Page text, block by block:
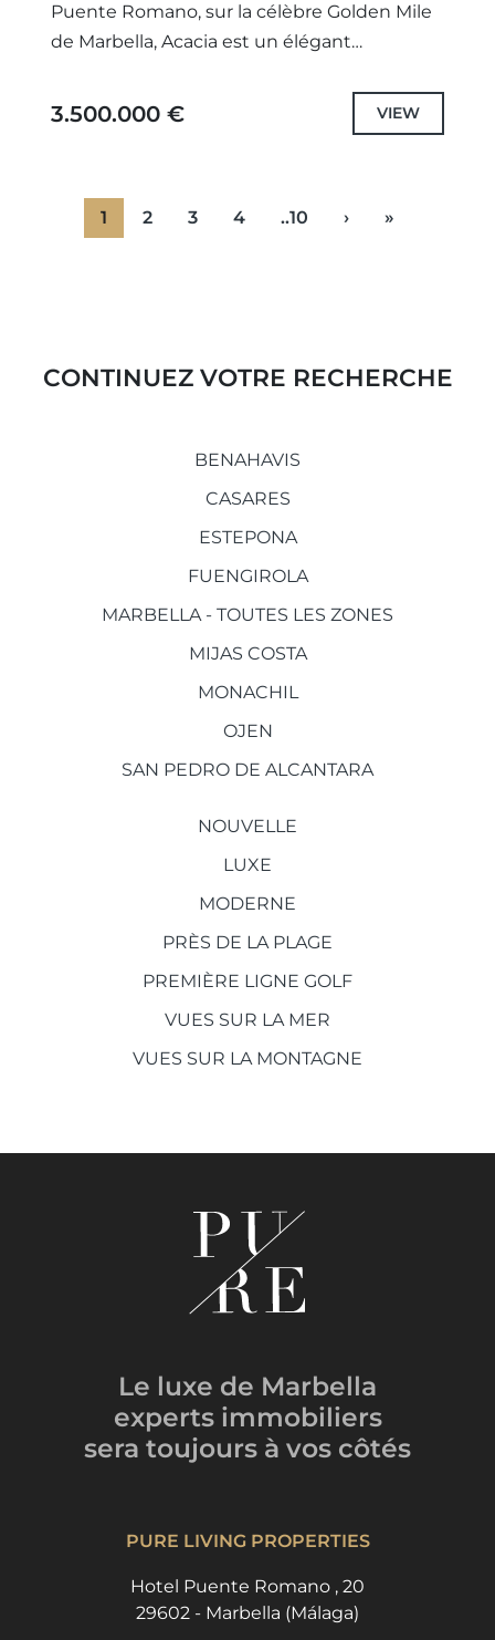
Puente Romano, sur la célèbre Golden Mile
de Marbella, Acacia est un élégant
art de vivre raffiné...
3.500.000 € VIEW
1 2 3 4 ..10 › »
CONTINUEZ VOTRE RECHERCHE
BENAHAVIS
CASARES
ESTEPONA
FUENGIROLA
MARBELLA - TOUTES LES ZONES
MIJAS COSTA
MONACHIL
OJEN
SAN PEDRO DE ALCANTARA
NOUVELLE
LUXE
MODERNE
PRÈS DE LA PLAGE
PREMIÈRE LIGNE GOLF
VUES SUR LA MER
VUES SUR LA MONTAGNE
Le luxe de Marbella
experts immobiliers
sera toujours à vos côtés
PURE LIVING PROPERTIES
Hotel Puente Romano , 20
29602 - Marbella (Málaga)